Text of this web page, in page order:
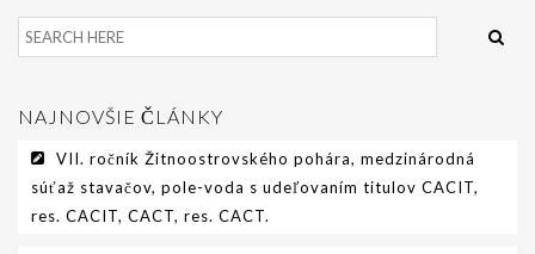
NAJNOVŠIE ČLÁNKY
VII. ročník Žitnoostrovského pohára, medzinárodná
súťaž stavačov, pole-voda s udeľovaním titulov CACIT,
res. CACIT, CACT, res. CACT.